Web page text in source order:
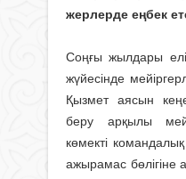
жерлерде еңбек
Соңғы жылдары
жүйесінде
Қызмет аясын
беру арқылы
көмекті командалық
ажырамас бөлігіне